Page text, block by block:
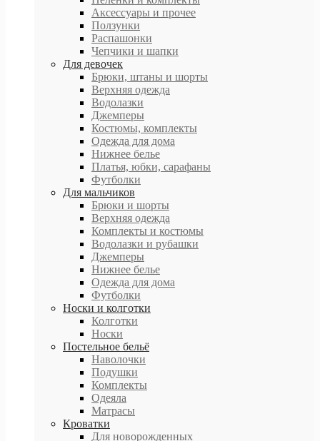
Аксессуары и прочее
Ползунки
Распашонки
Чепчики и шапки
Для девочек
Брюки, штаны и шорты
Верхняя одежда
Водолазки
Джемперы
Костюмы, комплекты
Одежда для дома
Нижнее белье
Платья, юбки, сарафаны
Футболки
Для мальчиков
Брюки и шорты
Верхняя одежда
Комплекты и костюмы
Водолазки и рубашки
Джемперы
Нижнее белье
Одежда для дома
Футболки
Носки и колготки
Колготки
Носки
Постельное бельё
Наволочки
Подушки
Комплекты
Одеяла
Матрасы
Кроватки
Для новорожденных